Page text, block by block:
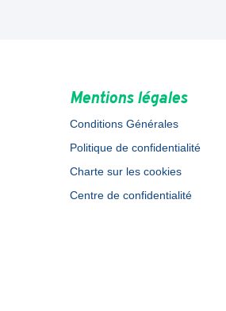
Mentions légales
Conditions Générales
Politique de confidentialité
Charte sur les cookies
Centre de confidentialité